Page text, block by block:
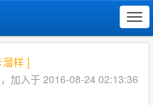
样 ]
加入于 2016-08-24 02:13:36